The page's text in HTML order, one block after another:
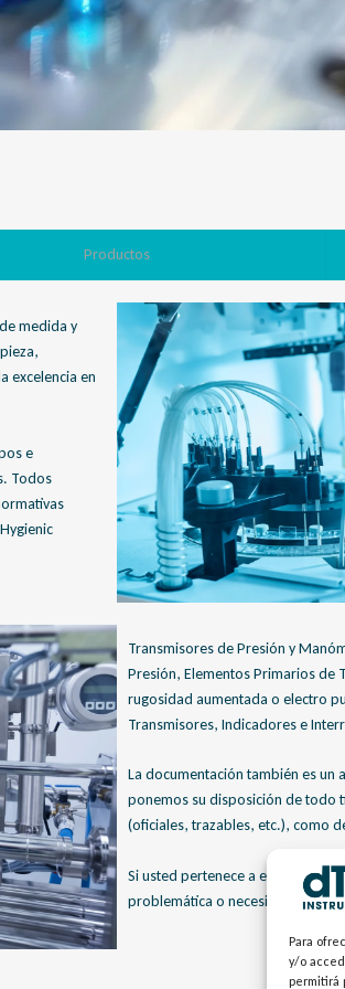
Para
y/o
permitirá
Productos
medida y
excelencia en
e
Todos
Transmisores de Presión y
Presión, Elementos Primarios de
rugosidad aumentada o electro
Transmisores, Indicadores e
La documentación también es un
ponemos su disposición de todo
(oficiales, trazables, etc.), como
Si usted pertenece a este sector,
problemática o necesidad